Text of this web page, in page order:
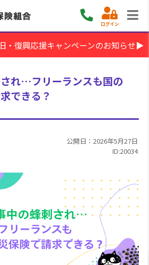
ログイン
・復興応援キャンペーンのお知らせ▶
れ…フリーランスも国の
できる？
公開日：2026年5月27日
ID:20034